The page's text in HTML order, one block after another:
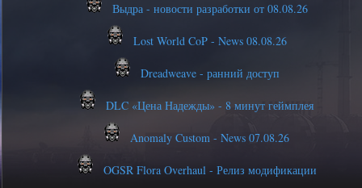
Выдра - новости разработки от 08.08.26
Lost World CoP - News 08.08.26
Dreadweave - ранний доступ
DLC «Цена Надежды» - 8 минут геймплея
Anomaly Custom - News 07.08.26
OGSR Flora Overhaul - Релиз модификации